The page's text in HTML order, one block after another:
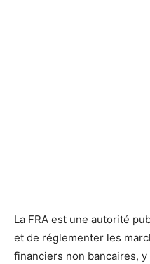
La FRA est une autorité
et de réglementer les
financiers non bancaires,